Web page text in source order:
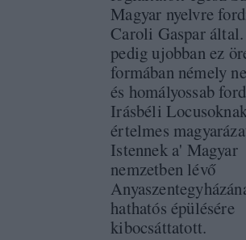
Magyar nyelvre
Caroli Gaspar
pedig ujobban ez
formában némely
és homályossab
Irásbéli
értelmes
Istennek a' Magyar
nemzetben lévő
hathatós épülésére
kibocsáttatott.